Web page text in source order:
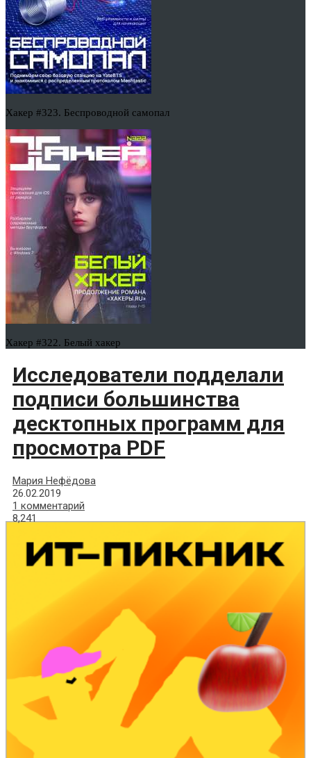
Хакер #323. Беспроводной самопал
Хакер #322. Белый хакер
Исследователи подделали
подписи большинства
десктопных программ для
просмотра PDF
Мария Нефёдова
26.02.2019
1 комментарий
8,241